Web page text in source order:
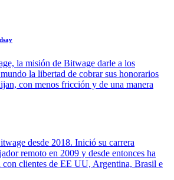
la misión de Bitwage darle a los
la libertad de cobrar sus honorarios
con menos fricción y de una manera
desde 2018. Inició su carrera
remoto en 2009 y desde entonces ha
con clientes de EE UU, Argentina, Brasil e